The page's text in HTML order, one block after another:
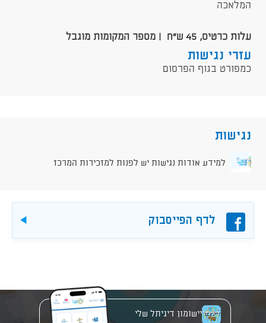
המלאכה
עלות כרטיס, 45 ש"ח | מספר המקומות מוגבל
עזרי נגישות
כמפורט בגוף הפרסום
נגישות
למידע אודות נגישות יש לפנות למזכירות המרכז
פייסבוקלדף הפייסבוק
יישומון דיגיתל שלי